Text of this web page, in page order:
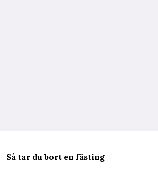
Så tar du bort en fästing